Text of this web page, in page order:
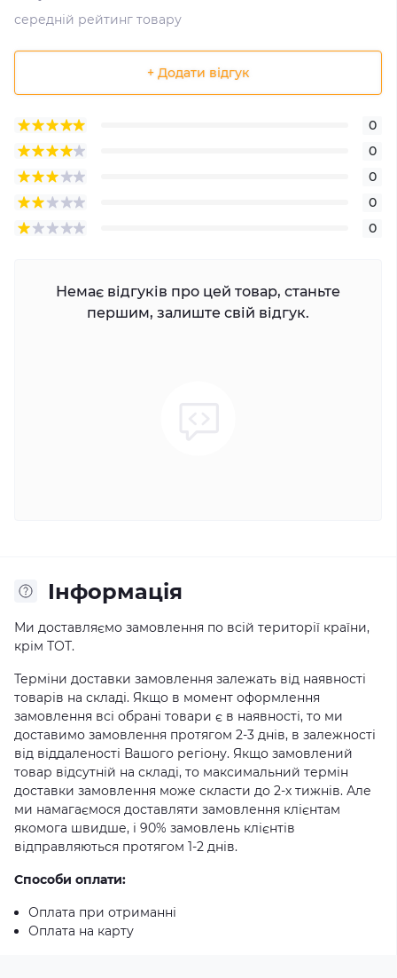
середній рейтинг товару
+ Додати відгук
0
0
0
0
0
Немає відгуків про цей товар, станьте
першим, залиште свій відгук.
Iнформація
Ми доставляємо замовлення по всій території країни,
крім ТОТ.
Терміни доставки замовлення залежать від наявності
товарів на складі. Якщо в момент оформлення
замовлення всі обрані товари є в наявності, то ми
доставимо замовлення протягом 2-3 днів, в залежності
від віддаленості Вашого регіону. Якщо замовлений
товар відсутній на складі, то максимальний термін
доставки замовлення може скласти до 2-х тижнів. Але
ми намагаємося доставляти замовлення клієнтам
якомога швидше, і 90% замовлень клієнтів
відправляються протягом 1-2 днів.
Способи оплати:
Оплата при отриманні
Оплата на карту